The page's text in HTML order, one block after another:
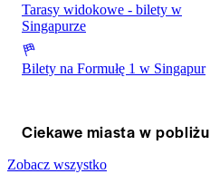
Tarasy widokowe - bilety w
Singapurze
Bilety na Formułę 1 w Singapur
Ciekawe miasta w pobliżu
Zobacz wszystko